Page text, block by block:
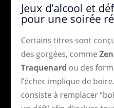
Jeux d’alcool et
pour une soirée
Certains titres sont
des gorgées, comme
Traquenard ou des
l’échec implique de
consiste à remplacer